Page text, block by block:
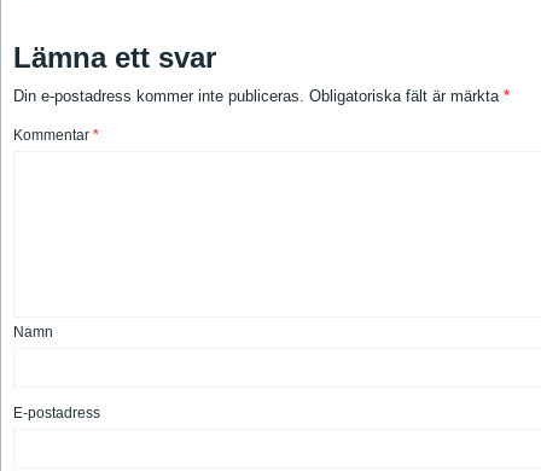
Lämna ett svar
Din e-postadress kommer inte publiceras. Obligatoriska fält är märkta *
Kommentar *
Namn
E-postadress